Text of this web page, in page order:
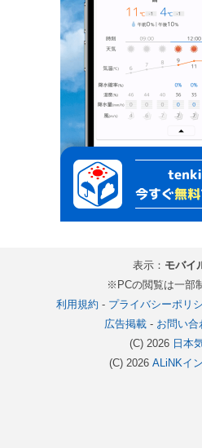
表示： モバイ
※PCの閲覧は一部
利用規約 - プライバシーポリ
広告掲載- お問い合
(C) 2026 日本
(C) 2026 ALiNKイ